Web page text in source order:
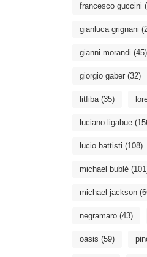
francesco guccini
gianluca grignani
gianni morandi (45)
giorgio gaber (32)
litfiba(35)
luciano ligabue
lucio battisti (108)
michael bublé
michael jackson
negramaro (43)
oasis (59)